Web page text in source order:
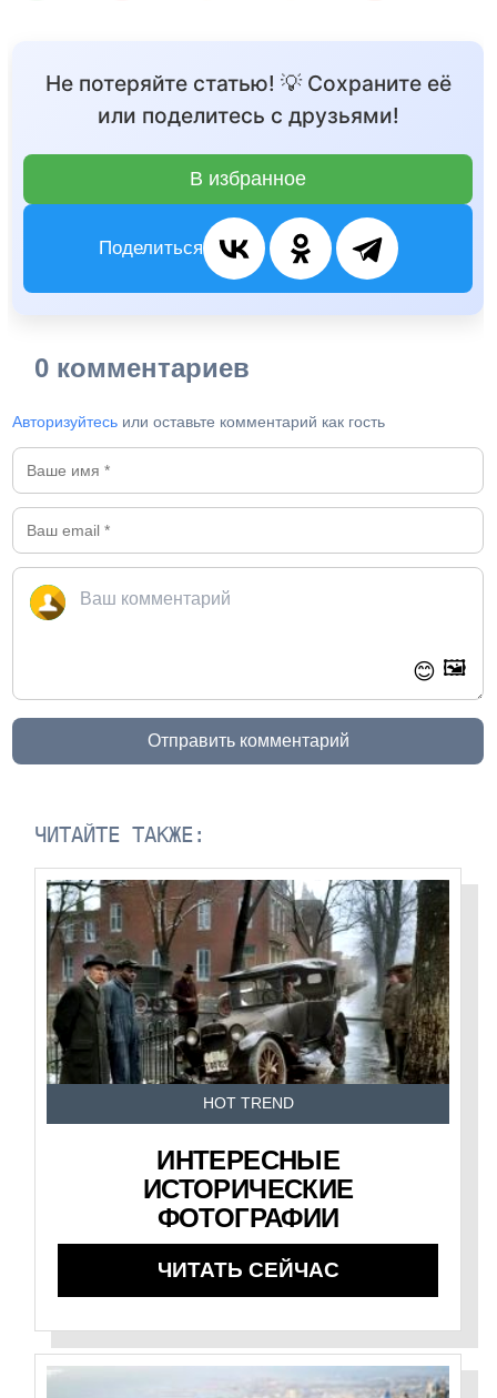
Не потеряйте статью! 💡 Сохраните её
или поделитесь с друзьями!
В избранное
Поделиться
0 комментариев
Авторизуйтесь или оставьте комментарий как гость
😊 🖼️
Отправить комментарий
ЧИТАЙТЕ ТАКЖЕ:
HOT TREND
ИНТЕРЕСНЫЕ
ИСТОРИЧЕСКИЕ
ФОТОГРАФИИ
ЧИТАТЬ СЕЙЧАС